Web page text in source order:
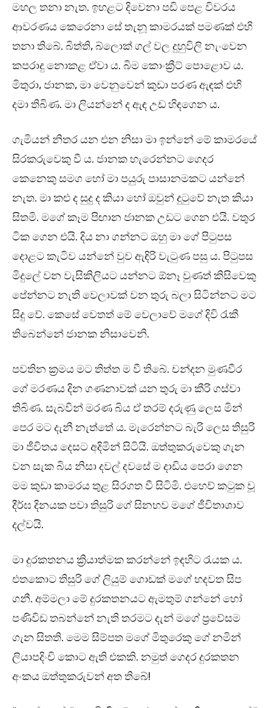
මහල තනා නැත. ඉහළට දිවෙනා පඩි පෙළ විවරය
ආවරණය කෙරෙනා සේ තැනූ කාමරයක් පමණක් එහි
තනා තිබේ. බිත්ති, බ්ලොක් ගල් වල දුහුවිලි නැංවෙන
කපරාදු නොකළ ඒවා ය. බිම කොංක්‍රීට් පොළොව ය.
මිතුරා, ජානක, මා වෙනුවෙන් කුඩා පරණ ඇඳක් එහි
දමා තිබිණ. මා ලියන්නේ ද ඇඳ උඩ හිඳගෙන ය.
ගැමියන් නිතර යන එන නිසා මා ඉන්නේ මේ කාමරයේ
සිරකරුවෙකු වී ය. ජානක හැරෙන්නට ගෙදර
කෙනෙකු සමග හෝ මා පයුරු පාසානමකට යන්නේ
නැත. මා කළු ද සුදු ද කියා හෝ ඔවුන් දුටුවේ නැත කියා
සිතමි. මගේ කෑම පිඟාන ජානක උඩට ගෙන එයි. වතුර
ටික ගෙන එයි. දිය නා ගන්නට ඔහු මා ගේ පිටුපස
දොළට කැටිව යන්නේ වුව ඇඳිරි වැටුණ පසු ය. පිටුපස
මිදුලේ වන වැසිකිලියට යන්නට ඕනෑ වුණත් කිසිවෙකු
පේන්නට නැති වෙලාවක් වන තුරු බලා සිටින්නට මට
සිදු වේ. කෙසේ වෙතත් මේ වෙලාවේ මගේ දිවි රැකී
තිබෙන්නේ ජානක නිසාවෙනි.
පවතින ක්‍රමය මට තිත්ත ම වී තිබේ. චන්දන මුණවීර
ගේ මරණය දින ගණනාවක් යන තුරු මා කීරි ගස්වා
තිබිණ. සැබවින් මරණ බිය ඒ තරම් දරුණු ලෙස මින්
පෙර මට දැනී නැත්තේ ය. මැරෙන්නට බැරි ලෙස තිසුරි
මා ජීවිතය දෙසට අදිමින් සිටියි. ඔත්තුකරුවෙකු ගැන
වන සැක බිය නිසා දවල් දවසේ ම දාඩිය පෙරා ගෙන
මම කුඩා කාමරය තුළ සිරගත වී සිටිමි. එහෙව් කටුක වූ
දීර්ඝ දිනයක පවා තිසුරි ගේ සිනහව මගේ ජීවිතාශාව
දල්වයි.
මා දුරකතනය ක්‍රියාත්මක කරන්නේ ඉඳහිට රැයක ය.
එතකොට තිසුරි ගේ ලියුම් ගොඩක් මගේ හදවත සිප
ගනී. අම්මලා මේ දුරකතනයට ඇමතුම් ගන්නේ හෝ
පණිවිඩ තබන්නේ නැති තරමට දැන් මගේ ප්‍රවේසම
ගැන සිතති. මෙම සිම්පත මගේ මිතුරෙකු ගේ නමින්
ලියාපදිංචි කොට ඇති එකකි. නමුත් ගෙදර දුරකතන
අංකය ඔත්තුකරුවන් අත තිබේ!